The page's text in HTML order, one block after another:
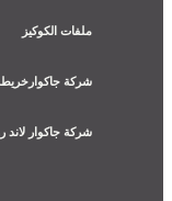
ملفات الكوكيز
شركة
شركة جاكوار لاند